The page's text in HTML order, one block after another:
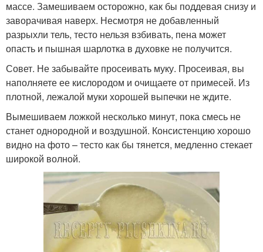
массе. Замешиваем осторожно, как бы поддевая снизу и
заворачивая наверх. Несмотря не добавленный
разрыхли тель, тесто нельзя взбивать, пена может
опасть и пышная шарлотка в духовке не получится.
Совет. Не забывайте просеивать муку. Просеивая, вы
наполняете ее кислородом и очищаете от примесей. Из
плотной, лежалой муки хорошей выпечки не ждите.
Вымешиваем ложкой несколько минут, пока смесь не
станет однородной и воздушной. Консистенцию хорошо
видно на фото – тесто как бы тянется, медленно стекает
широкой волной.